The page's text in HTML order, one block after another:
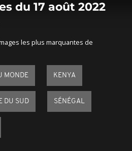
du 17 août 2022
les plus marquantes de
MONDE KENYA
DU SUD SÉNÉGAL